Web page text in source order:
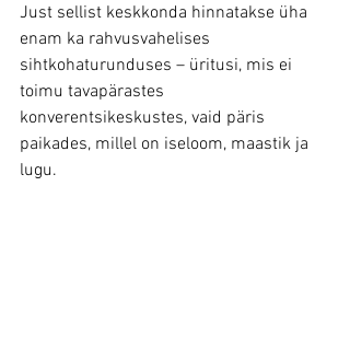
Just sellist keskkonda hinnatakse üha
enam ka rahvusvahelises
sihtkohaturunduses – üritusi, mis ei
toimu tavapärastes
konverentsikeskustes, vaid päris
paikades, millel on iseloom, maastik ja
lugu.